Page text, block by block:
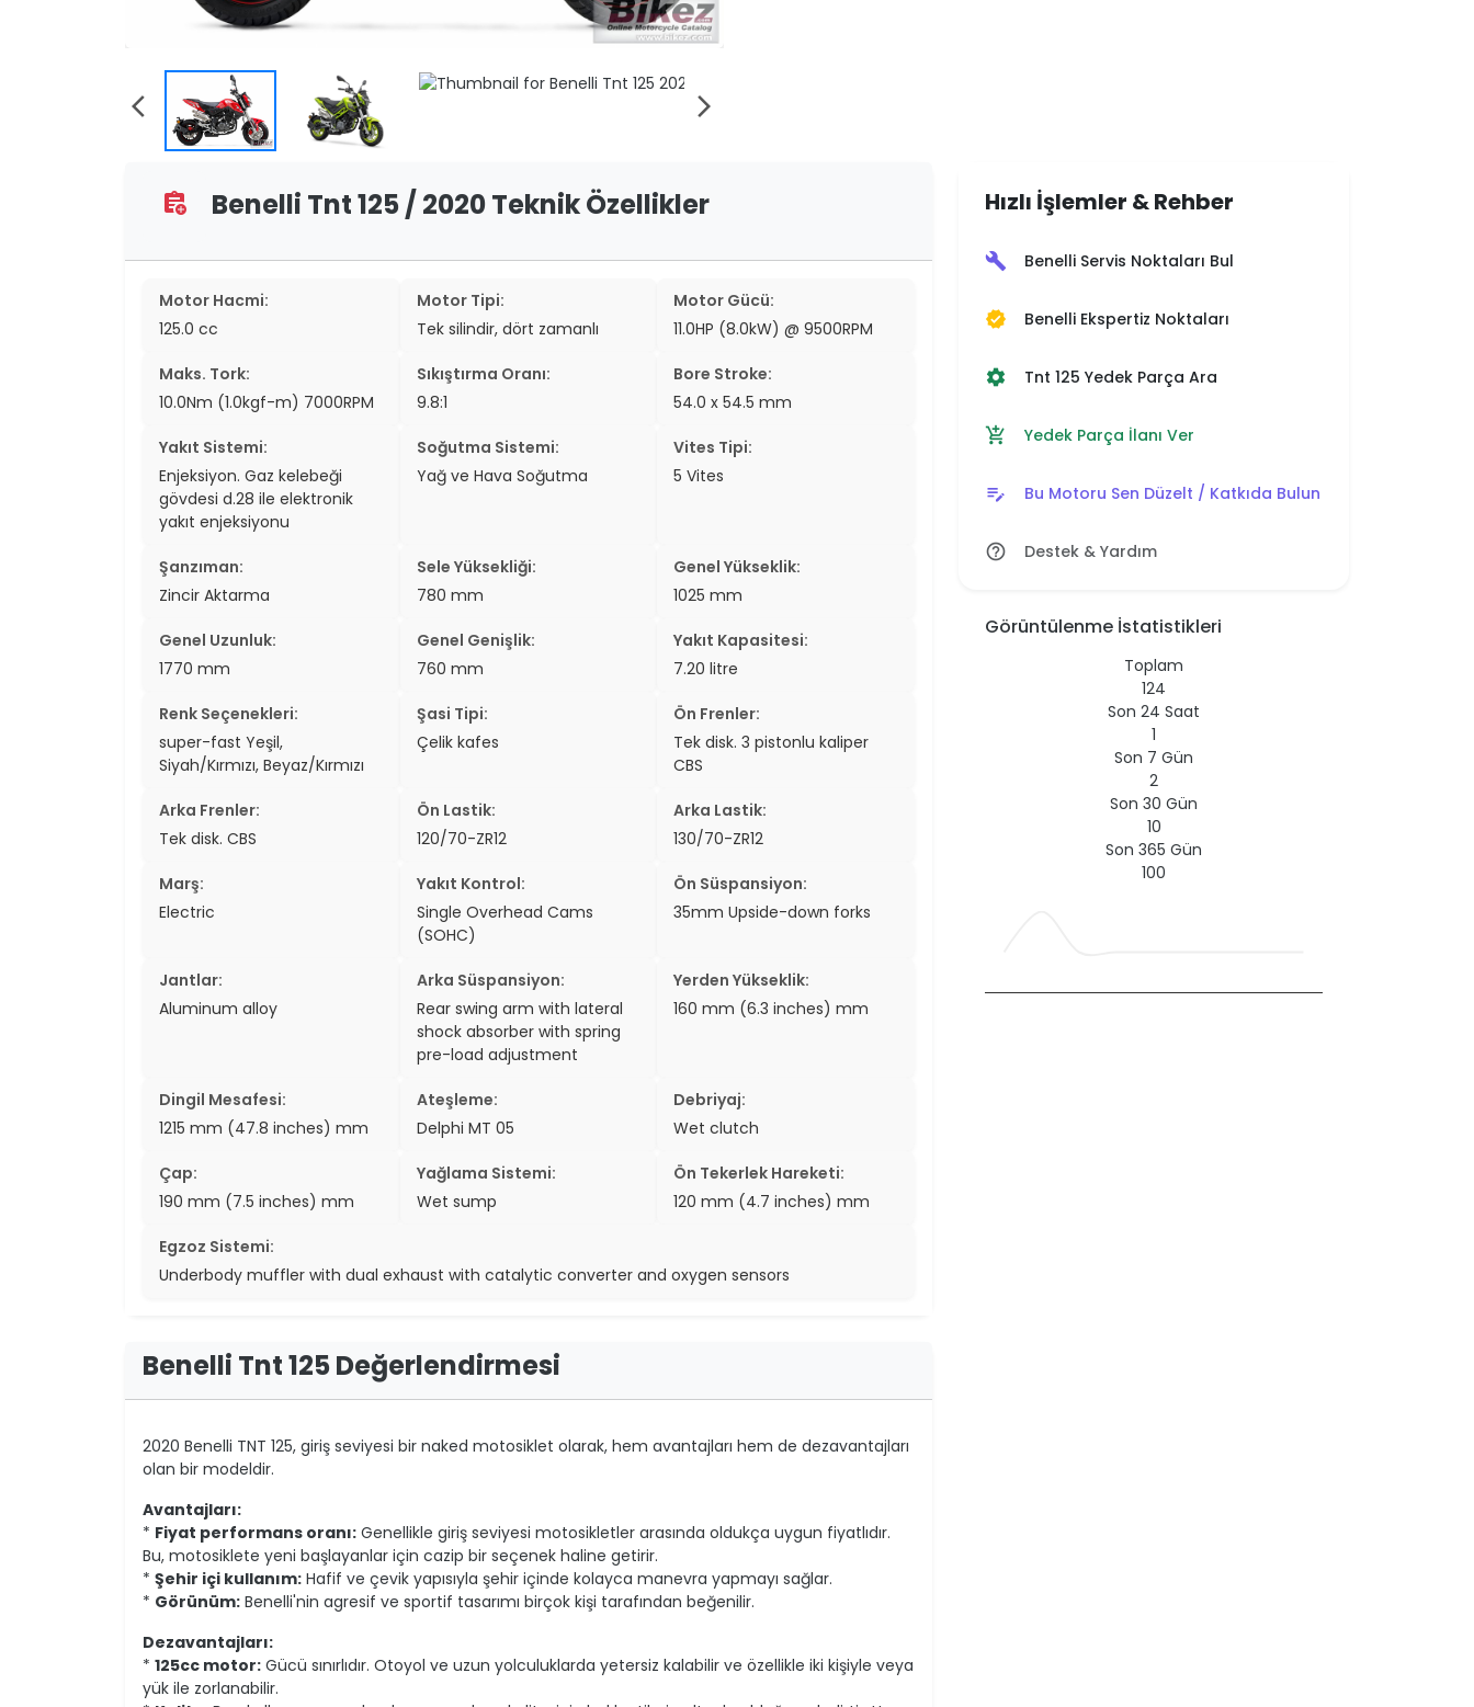
arrow_back_ios arrow_forward_ios
assignment_add Benelli Tnt 125 / 2020 Teknik Özellikler
Motor Hacmi:
125.0 cc
Motor Tipi:
Tek silindir, dört zamanlı
Motor Gücü:
11.0HP (8.0kW) @ 9500RPM
Maks. Tork:
10.0Nm (1.0kgf-m) 7000RPM
Sıkıştırma Oranı:
9.8:1
Bore Stroke:
54.0 x 54.5 mm
Yakıt Sistemi:
Enjeksiyon. Gaz kelebeği
gövdesi d.28 ile elektronik
yakıt enjeksiyonu
Soğutma Sistemi:
Yağ ve Hava Soğutma
Vites Tipi:
5 Vites
Şanzıman:
Zincir Aktarma
Sele Yüksekliği:
780 mm
Genel Yükseklik:
1025 mm
Genel Uzunluk:
1770 mm
Genel Genişlik:
760 mm
Yakıt Kapasitesi:
7.20 litre
Renk Seçenekleri:
super-fast Yeşil,
Siyah/Kırmızı, Beyaz/Kırmızı
Şasi Tipi:
Çelik kafes
Ön Frenler:
Tek disk. 3 pistonlu kaliper
CBS
Arka Frenler:
Tek disk. CBS
Ön Lastik:
120/70-ZR12
Arka Lastik:
130/70-ZR12
Marş:
Electric
Yakıt Kontrol:
Single Overhead Cams
(SOHC)
Ön Süspansiyon:
35mm Upside-down forks
Jantlar:
Aluminum alloy
Arka Süspansiyon:
Rear swing arm with lateral
shock absorber with spring
pre-load adjustment
Yerden Yükseklik:
160 mm (6.3 inches) mm
Dingil Mesafesi:
1215 mm (47.8 inches) mm
Ateşleme:
Delphi MT 05
Debriyaj:
Wet clutch
Çap:
190 mm (7.5 inches) mm
Yağlama Sistemi:
Wet sump
Ön Tekerlek Hareketi:
120 mm (4.7 inches) mm
Egzoz Sistemi:
Underbody muffler with dual exhaust with catalytic converter and oxygen sensors
Benelli Tnt 125 Değerlendirmesi
2020 Benelli TNT 125, giriş seviyesi bir naked motosiklet olarak, hem avantajları hem de dezavantajları
olan bir modeldir.
Avantajları:
* Fiyat performans oranı: Genellikle giriş seviyesi motosikletler arasında oldukça uygun fiyatlıdır.
Bu, motosiklete yeni başlayanlar için cazip bir seçenek haline getirir.
* Şehir içi kullanım: Hafif ve çevik yapısıyla şehir içinde kolayca manevra yapmayı sağlar.
* Görünüm: Benelli'nin agresif ve sportif tasarımı birçok kişi tarafından beğenilir.
Dezavantajları:
* 125cc motor: Gücü sınırlıdır. Otoyol ve uzun yolculuklarda yetersiz kalabilir ve özellikle iki kişiyle veya
yük ile zorlanabilir.
Hızlı İşlemler & Rehber
build Benelli Servis Noktaları Bul
verified Benelli Ekspertiz Noktaları
settings Tnt 125 Yedek Parça Ara
add_shopping_cart Yedek Parça İlanı Ver
edit_note Bu Motoru Sen Düzelt / Katkıda Bulun
help_outline Destek & Yardım
Görüntülenme İstatistikleri
Toplam
124
Son 24 Saat
1
Son 7 Gün
2
Son 30 Gün
10
Son 365 Gün
100